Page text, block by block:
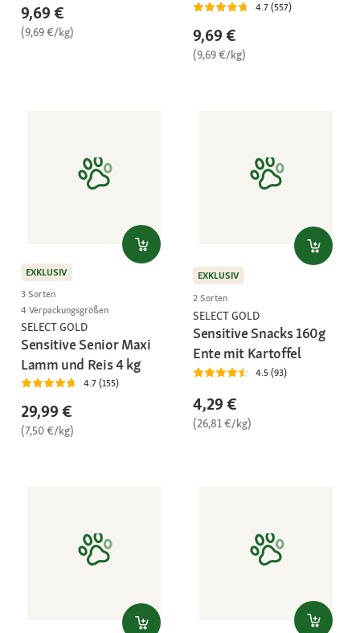
9,69 €
(9,69 €/kg)
4.7 (557)
9,69 €
(9,69 €/kg)
EXKLUSIV
3 Sorten
4 Verpackungsgrößen
SELECT GOLD
Sensitive Senior Maxi
Lamm und Reis 4 kg
4.7 (155)
29,99 €
(7,50 €/kg)
EXKLUSIV
2 Sorten
SELECT GOLD
Sensitive Snacks 160g
Ente mit Kartoffel
4.5 (93)
4,29 €
(26,81 €/kg)